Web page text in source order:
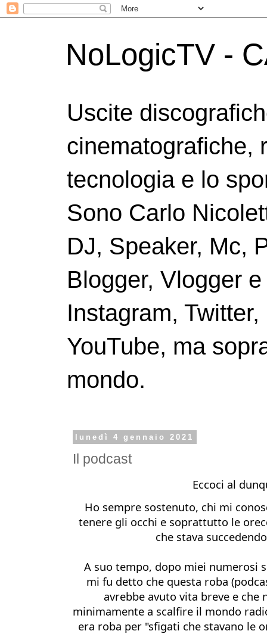
NoLogicTV -
Uscite
cinematografiche,
tecnologia e lo
Sono Carlo
DJ, Speaker, Mc,
Blogger, Vlogger
Instagram,
YouTube, ma
mondo.
lunedì 4 gennaio 2021
Il podcast
Eccoci al
Ho sempre sostenuto, chi mi
tenere gli occhi e soprattutto le
che stava
A suo tempo, dopo miei numerosi
mi fu detto che questa roba
avrebbe avuto vita breve e che
minimamente a scalfire il mondo
era roba per "sfigati che stavano le